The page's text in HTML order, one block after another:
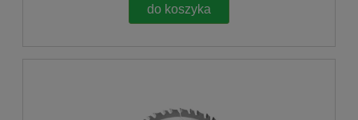
do koszyka